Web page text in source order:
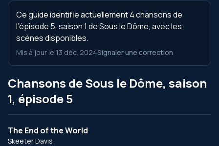
Ce guide identifie actuellement 4 chansons de
l’épisode 5, saison 1 de Sous le Dôme, avec les
scènes disponibles.
Mis à jour le 13 déc. 2024Signaler une correction
Chansons de Sous le Dôme, saison
1, épisode 5
The End of the World
Skeeter Davis